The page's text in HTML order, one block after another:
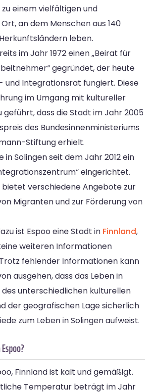
einem vielfältigen und
an dem Menschen aus 140
leben.
im Jahr 1972 einen „Beirat für
gegründet, der heute
und Integrationsrat fungiert. Diese
im Umgang mit kultureller
geführt, dass die Stadt im Jahr 2005
des Bundesinnenministeriums
Stiftung erhielt.
in Solingen seit dem Jahr 2012 ein
eingerichtet.
bietet verschiedene Angebote zur
Migranten und zur Förderung von
ist Espoo eine Stadt in Finnland,
weiteren Informationen
fehlender Informationen kann
ausgehen, dass das Leben in
des unterschiedlichen kulturellen
der geografischen Lage sicherlich
zum Leben in Solingen aufweist.
Finnland ist kalt und gemäßigt.
Temperatur beträgt im Jahr